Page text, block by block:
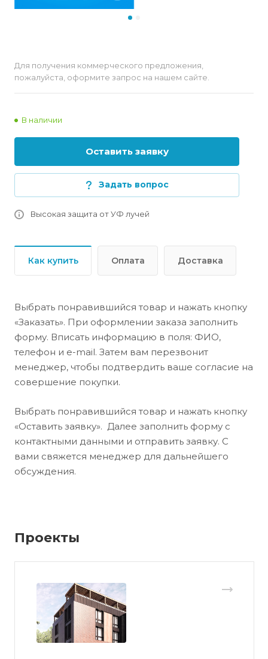
Для получения коммерческого предложения,
пожалуйста, оформите запрос на нашем сайте.
В наличии
Оставить заявку
Задать вопрос
Высокая защита от УФ лучей
Как купить Оплата Доставка
Выбрать понравившийся товар и нажать кнопку
«Заказать». При оформлении заказа заполнить
форму. Вписать информацию в поля: ФИО,
телефон и e-mail. Затем вам перезвонит
менеджер, чтобы подтвердить ваше согласие на
совершение покупки.
Выбрать понравившийся товар и нажать кнопку
«Оставить заявку». Далее заполнить форму с
контактными данными и отправить заявку. С
вами свяжется менеджер для дальнейшего
обсуждения.
Проекты